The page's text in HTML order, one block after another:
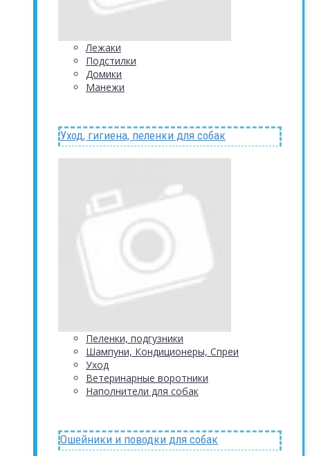
Лежаки
Подстилки
Домики
Манежи
Уход, гигиена, пеленки для собак
Пеленки, подгузники
Шампуни, Кондиционеры, Спреи
Уход
Ветеринарные воротники
Наполнители для собак
Ошейники и поводки для собак